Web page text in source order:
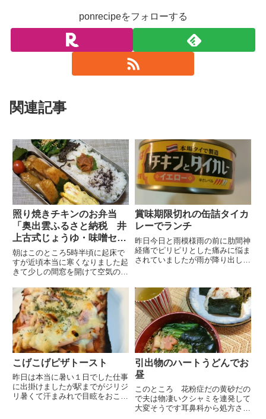
ponrecipeをフォローする
関連記事
照り焼きチキンのお弁当
「奥出雲ふるさと納税 井
上古式じょうゆ・味噌セッ
ト」
朝はこのところ5時半頃に起床で
すが近頃本当に寒くなりました起
きて少しの間窓を開けて空気の入
気が日に日に冷たくなってきてい
ますそんな日の朝食ベーコンエッ
グ（黄身がつぶれてしまいまし
た） ほうれん草のお浸し・キウ
イ...
賞味期限切れの缶詰タイカ
レーでランチ
昨日今日と雨模様雨の前に肋間神
経痛でピリピリとした痛みに悩ま
されていましたが雨が降り出して
前に災害時の非常食をチェックし
た時に缶詰の賞味期限が切れてい
たので自分のお昼用によけてお
き...
こげこげピザトースト
昨日は本当に暑い１日でした仕事
に出掛けましたが駅までがジリジ
リ暑くて汗まみれで目眩をおこし
引出物のハートうどんでお
昼
このところ 花粉症だの黄砂だの
で夫は物凄いクシャミを連発して
大変そうです耳鼻科から処方され